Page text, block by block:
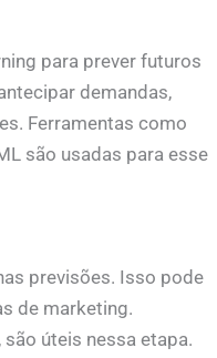
para prever futuros
demandas,
Ferramentas como
são usadas para esse
previsões. Isso pode
de marketing.
úteis nessa etapa.